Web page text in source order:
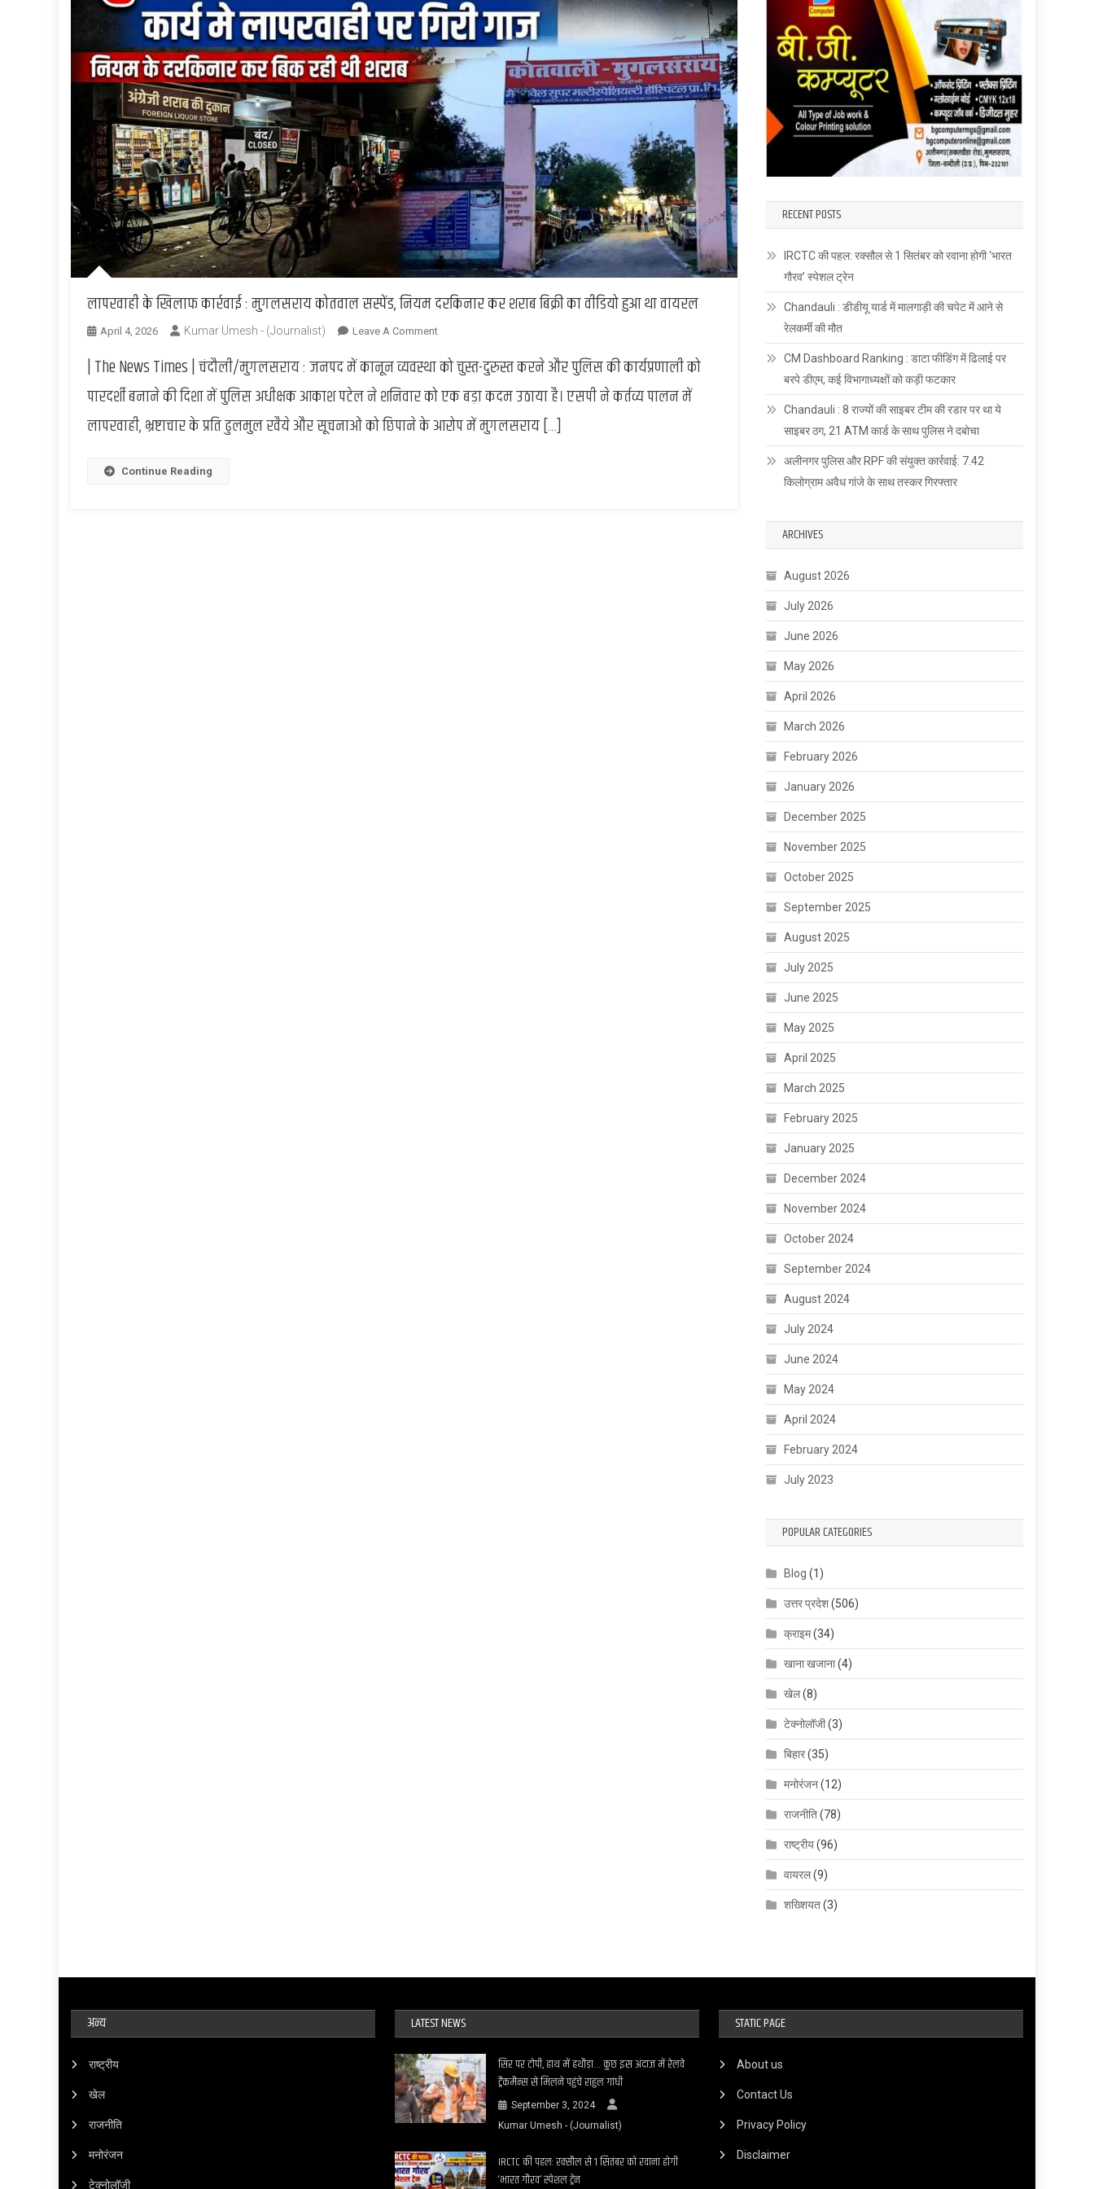
लापरवाही के खिलाफ कार्रवाई : मुगलसराय कोतवाल सस्पेंड, नियम दरकिनार कर शराब बिक्री का वीडियो हुआ था वायरल
April 4, 2026 Kumar Umesh - (Journalist) Leave A CommentOn
के
कार्रवाई
:
| The News Times | चंदौली/मुगलसराय : जनपद में कानून व्यवस्था को चुस्त-दुरुस्त करने और पुलिस की कार्यप्रणाली को
पारदर्शी बनाने की दिशा में पुलिस अधीक्षक आकाश पटेल ने शनिवार को एक बड़ा कदम उठाया है। एसपी ने कर्तव्य पालन में
लापरवाही, भ्रष्टाचार के प्रति ढुलमुल रवैये और सूचनाओं को छिपाने के आरोप में मुगलसराय […]
Continue Reading
RECENT POSTS
IRCTC की पहल: रक्सौल से 1 सितंबर को रवाना होगी ‘भारत
गौरव’ स्पेशल ट्रेन
Chandauli : डीडीयू यार्ड में मालगाड़ी की चपेट में आने से
रेलकर्मी की मौत
CM Dashboard Ranking : डाटा फीडिंग में ढिलाई पर
बरपे डीएम, कई विभागाध्यक्षों को कड़ी फटकार
Chandauli : 8 राज्यों की साइबर टीम की रडार पर था ये
साइबर ठग, 21 ATM कार्ड के साथ पुलिस ने दबोचा
अलीनगर पुलिस और RPF की संयुक्त कार्रवाई: 7.42
किलोग्राम अवैध गांजे के साथ तस्कर गिरफ्तार
ARCHIVES
August 2026
July 2026
June 2026
May 2026
April 2026
March 2026
February 2026
January 2026
December 2025
November 2025
October 2025
September 2025
August 2025
July 2025
June 2025
May 2025
April 2025
March 2025
February 2025
January 2025
December 2024
November 2024
October 2024
September 2024
August 2024
July 2024
June 2024
May 2024
April 2024
February 2024
July 2023
POPULAR CATEGORIES
Blog (1)
उत्तर प्रदेश(506)
क्राइम(34)
खाना खजाना(4)
खेल(8)
टेक्नोलॉजी(3)
बिहार(35)
मनोरंजन(12)
राजनीति(78)
राष्ट्रीय(96)
वायरल(9)
शख्शियत(3)
अन्य
राष्ट्रीय
खेल
राजनीति
मनोरंजन
टेक्नोलॉजी
LATEST NEWS
सिर पर टोपी, हाथ में हथौड़ा… कुछ इस अंदाज में रेलवे
ट्रैकमैन्स से मिलने पहुंचे राहुल गांधी
September 3, 2024
Kumar Umesh - (Journalist)
IRCTC की पहल: रक्सौल से 1 सितंबर को रवाना होगी
‘भारत गौरव’ स्पेशल ट्रेन
STATIC PAGE
About us
Contact Us
Privacy Policy
Disclaimer